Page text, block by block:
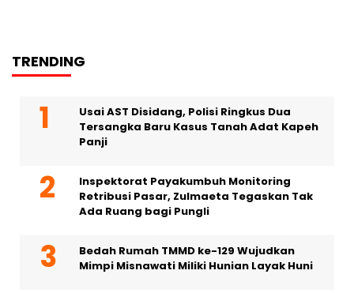
TRENDING
Usai AST Disidang, Polisi Ringkus Dua
Tersangka Baru Kasus Tanah Adat Kapeh
Panji
Inspektorat Payakumbuh Monitoring
Retribusi Pasar, Zulmaeta Tegaskan Tak
Ada Ruang bagi Pungli
Bedah Rumah TMMD ke-129 Wujudkan
Mimpi Misnawati Miliki Hunian Layak Huni